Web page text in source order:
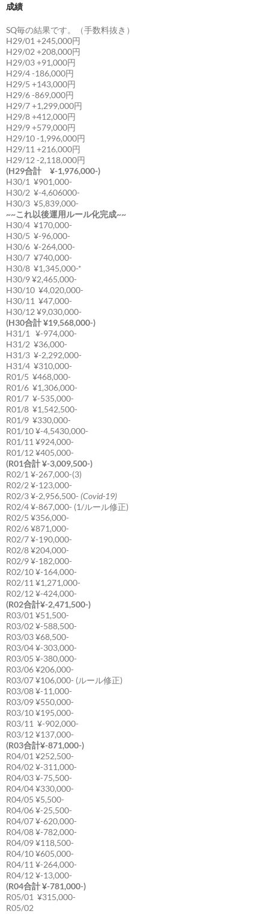
成績
SQ毎の結果です。（手数料抜き）
H29/01 +245,000円
H29/02 +208,000円
H29/03 +91,000円
H29/4 -186,000円
H29/5 +143,000円
H29/6 -869,000円
H29/7 +1,299,000円
H29/8 +412,000円
H29/9 +579,000円
H29/10 -1,996,000円
H29/11 +216,000円
H29/12 -2,118,000円
(H29合計 ¥-1,976,000-)
H30/1 ¥901,000-
H30/2 ¥-4,606000-
H30/3 ¥5,839,000-
~~これ以後運用ルール化完成~~
H30/4 ¥170,000-
H30/5 ¥-96,000-
H30/6 ¥-264,000-
H30/7 ¥740,000-
H30/8 ¥1,345,000-*
H30/9 ¥2,465,000-
H30/10 ¥4,020,000-
H30/11 ¥47,000-
H30/12 ¥9,030,000-
(H30合計 ¥19,568,000-)
H31/1 ¥-974,000-
H31/2 ¥36,000-
H31/3 ¥-2,292,000-
H31/4 ¥310,000-
R01/5 ¥468,000-
R01/6 ¥1,306,000-
R01/7 ¥-535,000-
R01/8 ¥1,542,500-
R01/9 ¥330,000-
R01/10 ¥-4,5430,000-
R01/11 ¥924,000-
R01/12 ¥405,000-
(R01合計 ¥-3,009,500-)
R02/1 ¥-267,000-(3)
R02/2 ¥-123,000-
R02/3 ¥-2,956,500- (Covid-19)
R02/4 ¥-867,000- (1/ルール修正)
R02/5 ¥356,000-
R02/6 ¥871,000-
R02/7 ¥-190,000-
R02/8 ¥204,000-
R02/9 ¥-182,000-
R02/10 ¥-164,000-
R02/11 ¥1,271,000-
R02/12 ¥-424,000-
(R02合計¥-2,471,500-)
R03/01 ¥51,500-
R03/02 ¥-588,500-
R03/03 ¥68,500-
R03/04 ¥-303,000-
R03/05 ¥-380,000-
R03/06 ¥206,000-
R03/07 ¥106,000- (ルール修正)
R03/08 ¥-11,000-
R03/09 ¥550,000-
R03/10 ¥195,000-
R03/11 ¥-902,000-
R03/12 ¥137,000-
(R03合計¥-871,000-)
R04/01 ¥252,500-
R04/02 ¥-311,000-
R04/03 ¥-75,500-
R04/04 ¥330,000-
R04/05 ¥5,500-
R04/06 ¥-25,500-
R04/07 ¥-620,000-
R04/08 ¥-782,000-
R04/09 ¥118,500-
R04/10 ¥605,000-
R04/11 ¥-264,000-
R04/12 ¥-13,000-
(R04合計 ¥-781,000-)
R05/01 ¥315,000-
R05/02